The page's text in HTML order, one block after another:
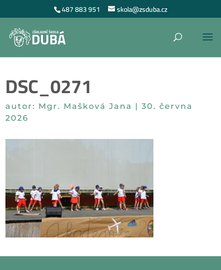
487 883 951 skola@zsduba.cz
DSC_0271
autor: Mgr. Mašková Jana |30. června
2026